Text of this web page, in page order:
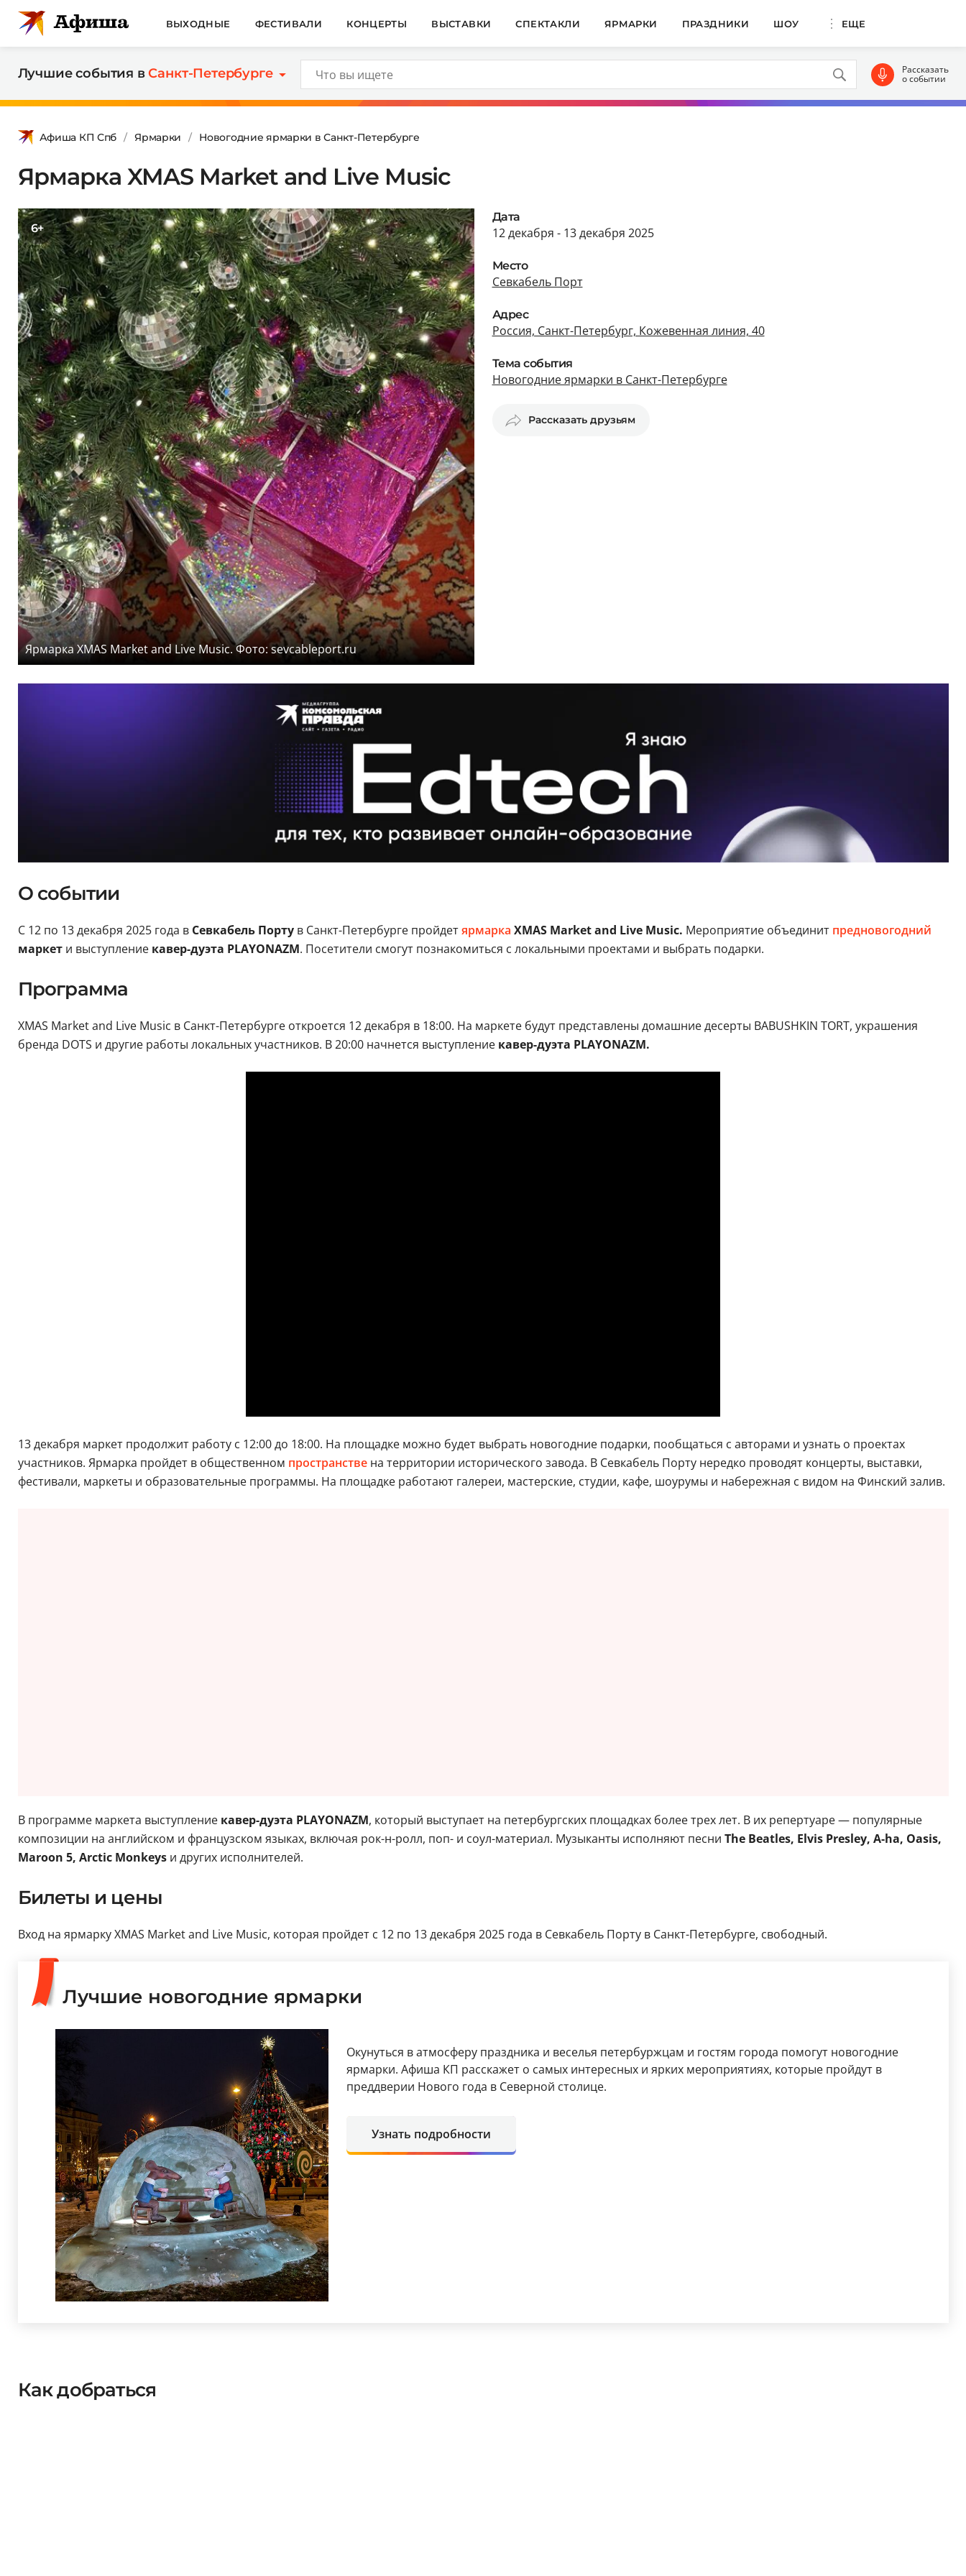
ВЫХОДНЫЕ ФЕСТИВАЛИ КОНЦЕРТЫ ВЫСТАВКИ СПЕКТАКЛИ ЯРМАРКИ ПРАЗДНИКИ ШОУ ЕЩЕ
Лучшие события вСанкт-Петербурге Рассказать
о событии
Афиша КП Спб Ярмарки Новогодние ярмарки в Санкт-Петербурге
Ярмарка XMAS Market and Live Music
6+
Ярмарка XMAS Market and Live Music. Фото: sevcableport.ru
Дата
12 декабря - 13 декабря 2025
Место
Севкабель Порт
Адрес
Россия, Санкт-Петербург, Кожевенная линия, 40
Тема события
Новогодние ярмарки в Санкт-Петербурге
Рассказать друзьям
О событии
С 12 по 13 декабря 2025 года в Севкабель Порту в Санкт-Петербурге пройдетярмарка XMAS Market and Live Music. Мероприятие объединит предновогодний
маркети выступлениекавер-дуэта PLAYONAZM. Посетители смогут познакомиться с локальными проектами и выбрать подарки.
Программа
XMAS Market and Live Music в Санкт-Петербурге откроется 12 декабря в 18:00. На маркете будут представлены домашние десерты BABUSHKIN TORT, украшения
бренда DOTS и другие работы локальных участников. В 20:00 начнется выступление кавер-дуэта PLAYONAZM.
13 декабря маркет продолжит работу с 12:00 до 18:00. На площадке можно будет выбрать новогодние подарки, пообщаться с авторами и узнать о проектах
участников. Ярмарка пройдет в общественном пространствена территории исторического завода. В Севкабель Порту нередко проводят концерты, выставки,
фестивали, маркеты и образовательные программы. На площадке работают галереи, мастерские, студии, кафе, шоурумы и набережная с видом на Финский залив.
В программе маркета выступление кавер-дуэта PLAYONAZM, который выступает на петербургских площадках более трех лет. В их репертуаре — популярные
композиции на английском и французском языках, включая рок-н-ролл, поп- и соул-материал. Музыканты исполняют песни The Beatles, Elvis Presley, A-ha, Oasis,
Maroon 5, Arctic Monkeys и других исполнителей.
Билеты и цены
Вход на ярмарку XMAS Market and Live Music, которая пройдет с 12 по 13 декабря 2025 года в Севкабель Порту в Санкт-Петербурге, свободный.
Лучшие новогодние ярмарки
Окунуться в атмосферу праздника и веселья петербуржцам и гостям города помогут новогодние
ярмарки. Афиша КП расскажет о самых интересных и ярких мероприятиях, которые пройдут в
преддверии Нового года в Северной столице.
Узнать подробности
Как добраться